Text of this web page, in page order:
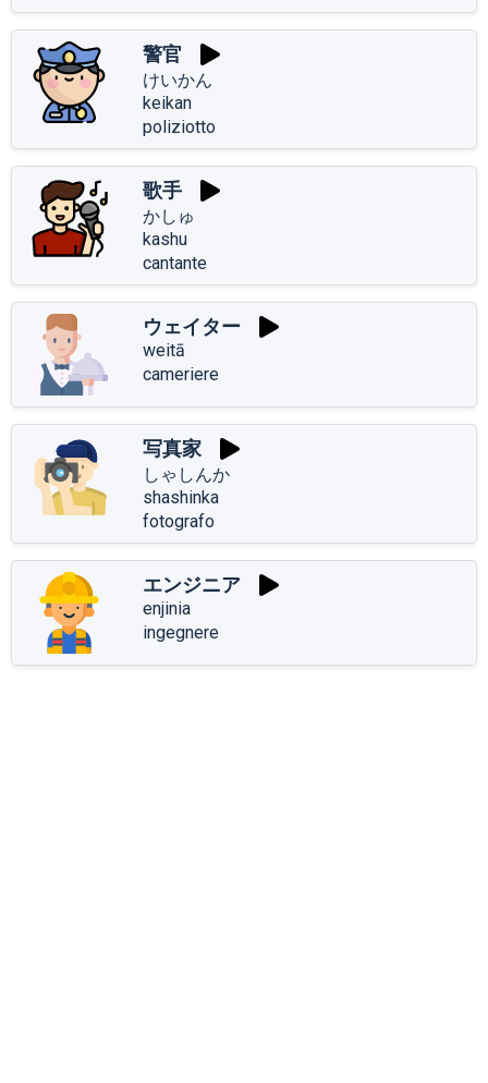
警官
けいかん
keikan
poliziotto
歌手
かしゅ
kashu
cantante
ウェイター
weitā
cameriere
写真家
しゃしんか
shashinka
fotografo
エンジニア
enjinia
ingegnere